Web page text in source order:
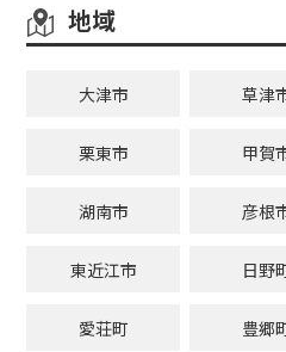
地域
大津市 草津
栗東市 甲賀
湖南市 彦根
東近江市 日野
愛荘町 豊郷